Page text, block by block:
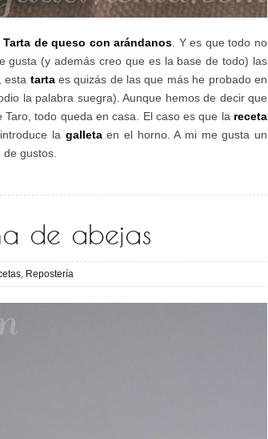
Tarta de queso con arándanos . Y es que todo no
gusta (y además creo que es la base de todo) las
esta tartaes quizás de las que más he probado en
la palabra suegra). Aunque hemos de decir que
todo queda en casa. El caso es que la receta
la galletaen el horno. A mi me gusta un
gustos.
de abejas
, Repostería